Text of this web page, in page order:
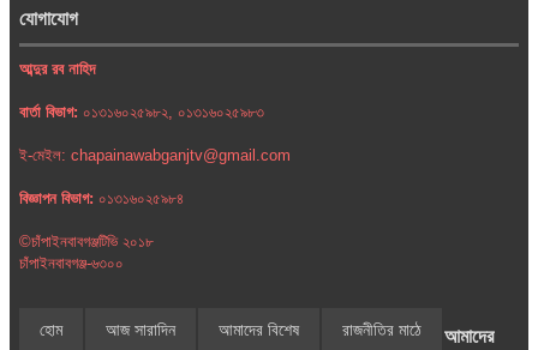
যোগাযোগ
আব্দুর রব নাহিদ
বার্তা বিভাগ: ০১৩১৬০২৫৯৮২, ০১৩১৬০২৫৯৮৩
ই-মেইল: chapainawabganjtv@gmail.com
বিজ্ঞাপন বিভাগ: ০১৩১৬০২৫৯৮৪
©চাঁপাইনবাবগঞ্জটিভি ২০১৮
চাঁপাইনবাবগঞ্জ-৬৩০০
হোম আজ সারাদিন আমাদের বিশেষ রাজনীতির মাঠে আমাদের